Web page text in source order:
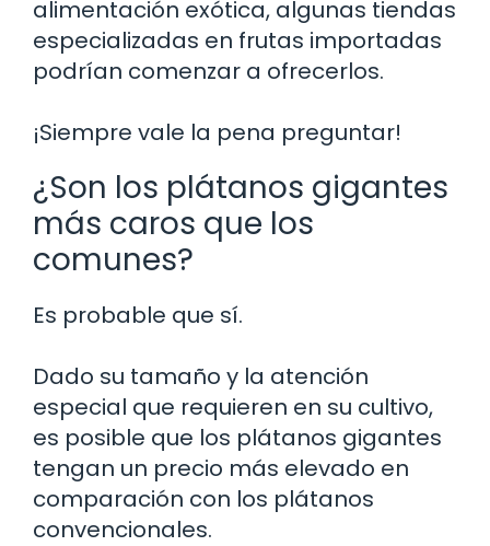
alimentación exótica, algunas tiendas
especializadas en frutas importadas
podrían comenzar a ofrecerlos.
¡Siempre vale la pena preguntar!
¿Son los plátanos gigantes
más caros que los
comunes?
Es probable que sí.
Dado su tamaño y la atención
especial que requieren en su cultivo,
es posible que los plátanos gigantes
tengan un precio más elevado en
comparación con los plátanos
convencionales.